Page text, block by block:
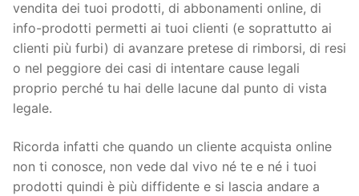
vendita dei tuoi prodotti, di abbonamenti online, di
info-prodotti permetti ai tuoi clienti (e soprattutto ai
clienti più furbi) di avanzare pretese di rimborsi, di resi
o nel peggiore dei casi di intentare cause legali
proprio perché tu hai delle lacune dal punto di vista
legale.
Ricorda infatti che quando un cliente acquista online
non ti conosce, non vede dal vivo né te e né i tuoi
prodotti quindi è più diffidente e si lascia andare a